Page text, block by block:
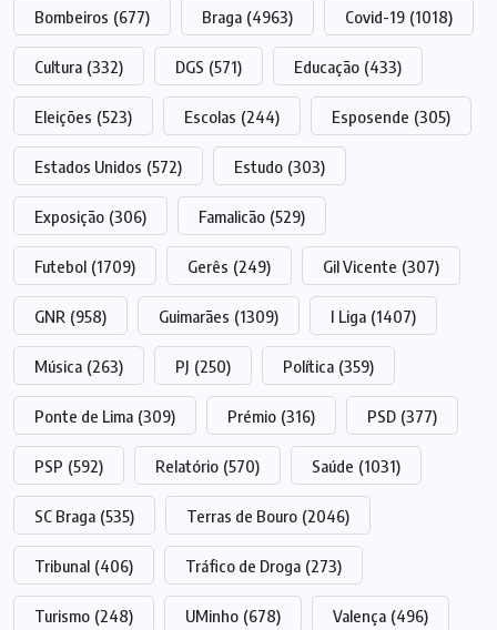
Bombeiros (677) Braga (4963) Covid-19 (1018)
Cultura (332) DGS (571) Educação (433)
Eleições (523) Escolas (244) Esposende (305)
Estados Unidos (572) Estudo (303)
Exposição (306) Famalicão (529)
Futebol (1709) Gerês (249) Gil Vicente (307)
GNR (958) Guimarães (1309) I Liga (1407)
Música (263) PJ (250) Política (359)
Ponte de Lima (309) Prémio (316) PSD (377)
PSP (592) Relatório (570) Saúde (1031)
SC Braga (535) Terras de Bouro (2046)
Tribunal (406) Tráfico de Droga (273)
Turismo (248) UMinho (678) Valença (496)